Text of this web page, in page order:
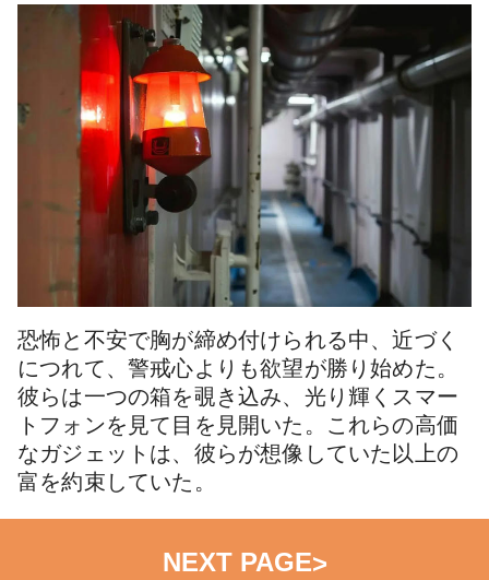
恐怖と不安で胸が締め付けられる中、近づく
につれて、警戒心よりも欲望が勝り始めた。
彼らは一つの箱を覗き込み、光り輝くスマー
トフォンを見て目を見開いた。これらの高価
なガジェットは、彼らが想像していた以上の
富を約束していた。
NEXT PAGE>